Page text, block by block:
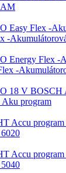
-
-
program